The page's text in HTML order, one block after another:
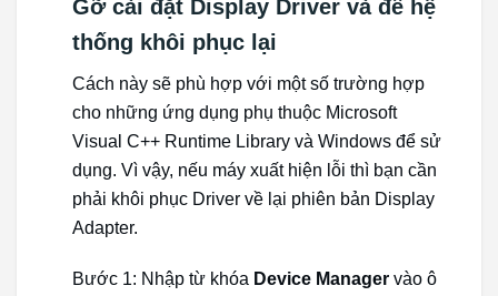
Gỡ cài đặt Display Driver và để hệ
thống khôi phục lại
Cách này sẽ phù hợp với một số trường hợp
cho những ứng dụng phụ thuộc Microsoft
Visual C++ Runtime Library và Windows để sử
dụng. Vì vậy, nếu máy xuất hiện lỗi thì bạn cần
phải khôi phục Driver về lại phiên bản Display
Adapter.
Bước 1: Nhập từ khóa Device Manager vào ô